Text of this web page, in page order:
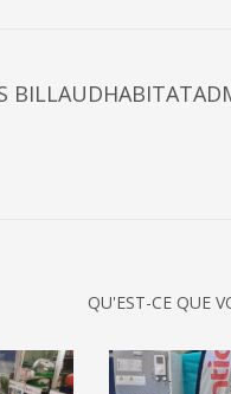
QU'EST-CE QUE